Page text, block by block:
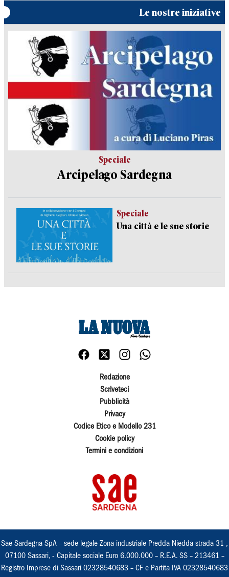
Le nostre iniziative
Speciale
Arcipelago Sardegna
Speciale
Una città e le sue storie
Redazione
Scriveteci
Pubblicità
Privacy
Codice Etico e Modello 231
Cookie policy
Termini e condizioni
Sae Sardegna SpA – sede legale Zona industriale Predda Niedda strada 31 ,
07100 Sassari, - Capitale sociale Euro 6.000.000 – R.E.A. SS – 213461 –
Registro Imprese di Sassari 02328540683 – CF e Partita IVA 02328540683